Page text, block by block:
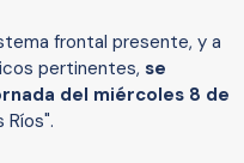
frontal presente, y a
pertinentes, se
del miércoles 8 de
Ríos".